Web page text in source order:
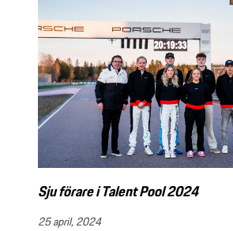
Sju förare i Talent Pool 2024
25 april, 2024